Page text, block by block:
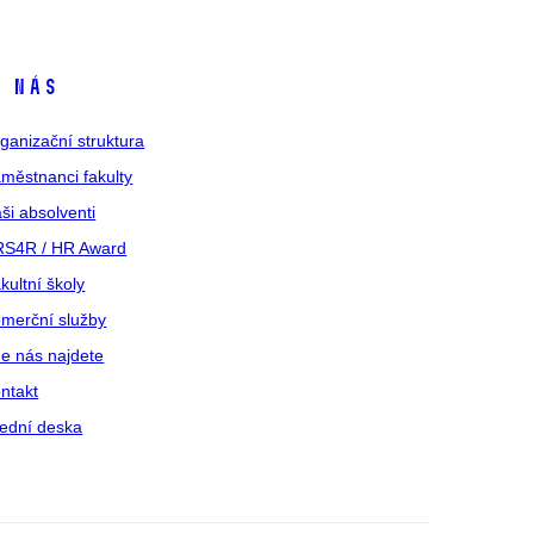
nás
struktura
fakulty
absolventi
/ HR Award
školy
služby
nás najdete
deska